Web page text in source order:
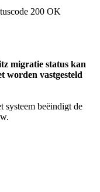
200 OK
migratie status kan
worden vastgesteld
systeem beëindigt de